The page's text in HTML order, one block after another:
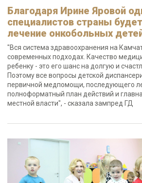
Благодаря Ирине Яровой
специалистов страны
лечение онкобольных
"Вся система здравоохранения на
современных подходах. Качество
ребенку - это его шанс на долгую и
Поэтому все вопросы детской
первичной медпомощи, последующего
полноформатный план действий и
местной власти", - сказала зампред ГД